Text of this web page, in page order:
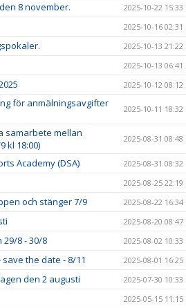
8 november. 2025-10-22 15:33
2025-10-16 02:31
2025-10-13 21:22
2025-10-13 06:41
2025-10-12 08:12
för anmälningsavgifter
2025-10-11 18:32
samarbete mellan
kl 18:00)
2025-08-31 08:48
Academy (DSA) 2025-08-31 08:32
2025-08-25 22:19
och stänger 7/9 2025-08-22 16:34
2025-08-20 08:47
8 - 30/8 2025-08-02 10:33
the date - 8/11 2025-08-01 16:25
den 2 augusti 2025-07-30 10:33
2025-05-15 11:15